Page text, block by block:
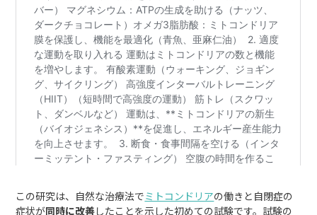
この研究は、自然な治療法でミトコンドリアの働きと自閉症の
症状が同時に改善したことを示した初めての試験です。試験の